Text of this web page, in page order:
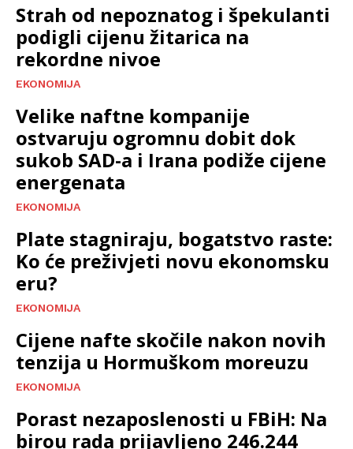
Strah od nepoznatog i špekulanti
podigli cijenu žitarica na
rekordne nivoe
EKONOMIJA
Velike naftne kompanije
ostvaruju ogromnu dobit dok
sukob SAD-a i Irana podiže cijene
energenata
EKONOMIJA
Plate stagniraju, bogatstvo raste:
Ko će preživjeti novu ekonomsku
eru?
EKONOMIJA
Cijene nafte skočile nakon novih
tenzija u Hormuškom moreuzu
EKONOMIJA
Porast nezaposlenosti u FBiH: Na
birou rada prijavljeno 246.244